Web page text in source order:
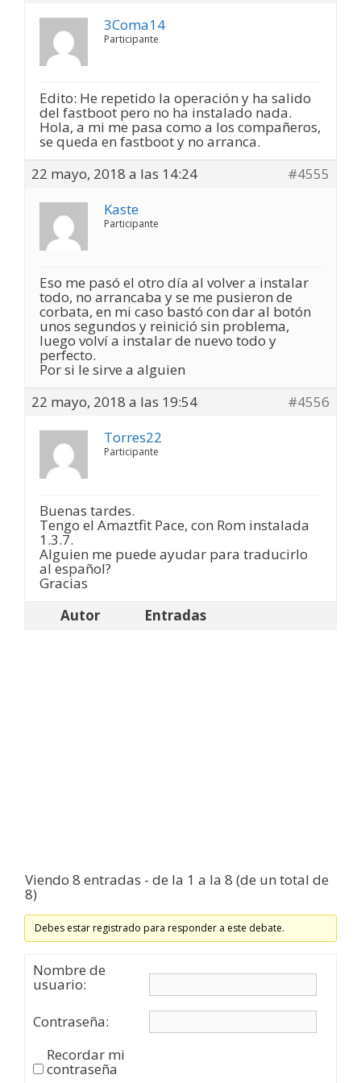
3Coma14
Participante
Edito: He repetido la operación y ha salido
del fastboot pero no ha instalado nada.
Hola, a mi me pasa como a los compañeros,
se queda en fastboot y no arranca.
22 mayo, 2018 a las 14:24
#4555
Kaste
Participante
Eso me pasó el otro día al volver a instalar
todo, no arrancaba y se me pusieron de
corbata, en mi caso bastó con dar al botón
unos segundos y reinició sin problema,
luego volví a instalar de nuevo todo y
perfecto.
Por si le sirve a alguien
22 mayo, 2018 a las 19:54
#4556
Torres22
Participante
Buenas tardes.
Tengo el Amaztfit Pace, con Rom instalada
1.3.7.
Alguien me puede ayudar para traducirlo
al español?
Gracias
Autor
Entradas
Viendo 8 entradas - de la 1 a la 8 (de un total de
8)
Debes estar registrado para responder a este debate.
Nombre de
usuario:
Contraseña:
Recordar mi
contraseña